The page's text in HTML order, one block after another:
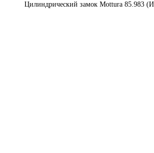
Цилиндрический замок Mottura 85.983